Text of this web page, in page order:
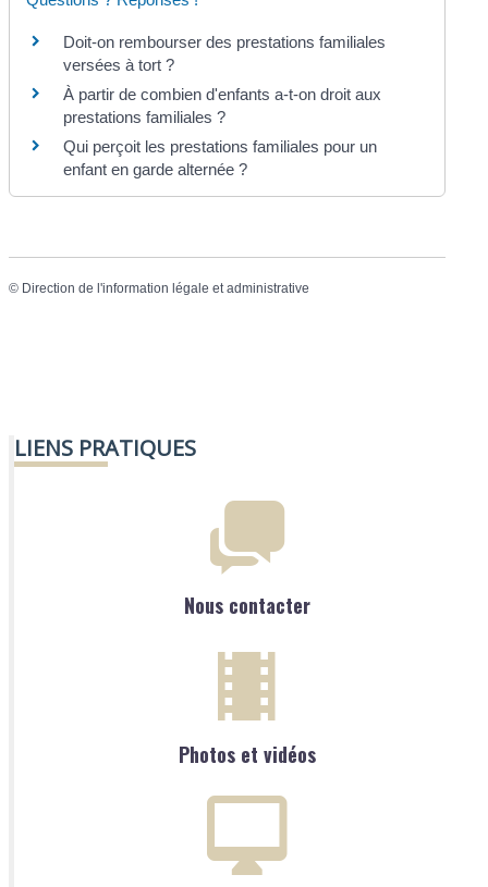
Doit-on rembourser des prestations familiales
versées à tort ?
À partir de combien d'enfants a-t-on droit aux
prestations familiales ?
Qui perçoit les prestations familiales pour un
enfant en garde alternée ?
© Direction de l'information légale et administrative
LIENS PRATIQUES
Nous contacter
Photos et vidéos